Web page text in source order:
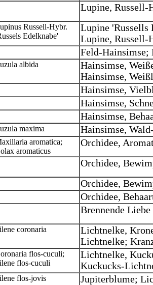
Lupine,
Russell-Hybr.
Edelknabe'
Lupine 'Russells
Lupine, Russell-
Feld-Hainsimse;
albida
Hainsimse,
Hainsimse,
Hainsimse,
Hainsimse,
Hainsimse,
maxima Hainsimse,
aromatica;
aromaticus
Orchidee,
Orchidee,
Orchidee,
Orchidee,
Brennende Liebe
coronaria
Lichtnelke,
Lichtnelke;
flos-cuculi;
flos-cuculi
Lichtnelke,
Kuckucks-
flos-jovis Jupiterblume;